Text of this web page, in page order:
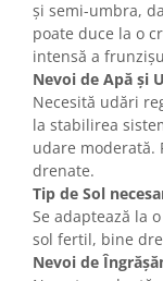
și semi-umbra,
poate duce la o
intensă a
Nevoi de Apă și
Necesită udări
la stabilirea
udare moderată.
drenate.
Tip de Sol
Se adaptează la
sol fertil, bine
Nevoi de